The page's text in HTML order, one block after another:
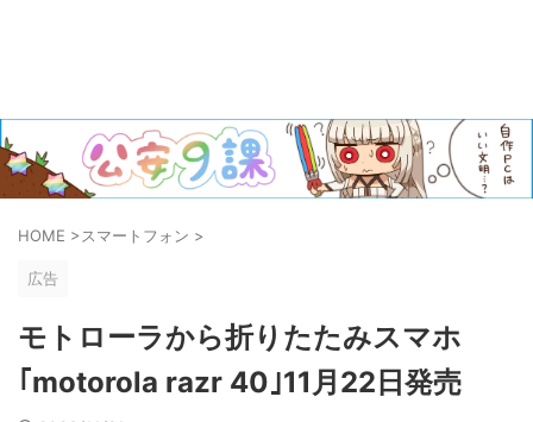
HOME >スマートフォン >
広告
モトローラから折りたたみスマホ
｢motorola razr 40｣11月22日発売